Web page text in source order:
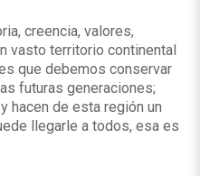
creencia, valores,
vasto territorio continental
que debemos conservar
futuras generaciones;
hacen de esta región un
llegarle a todos, esa es